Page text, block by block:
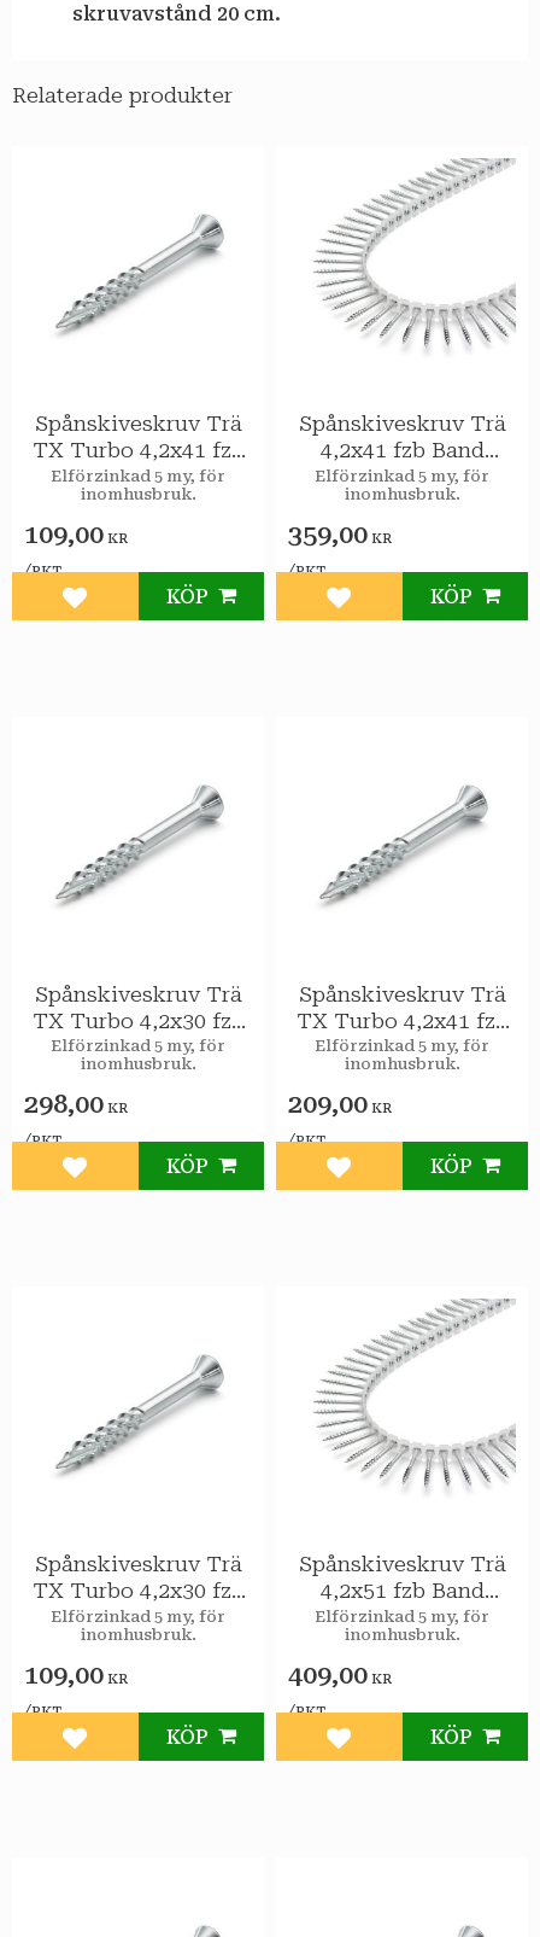
skruvavstånd 20 cm.
Relaterade produkter
Spånskiveskruv Trä
TX Turbo 4,2x41 fzb
200st/pkt
Elförzinkad 5 my, för
inomhusbruk.
109,00 KR
/PKT
Lägg till i favoriter
KÖP
Spånskiveskruv Trä
4,2x41 fzb Band
1000st/pkt
Elförzinkad 5 my, för
inomhusbruk.
359,00 KR
/PKT
Lägg till i favoriter
KÖP
Spånskiveskruv Trä
TX Turbo 4,2x30 fzb
1000st/pkt
Elförzinkad 5 my, för
inomhusbruk.
298,00 KR
/PKT
Lägg till i favoriter
KÖP
Spånskiveskruv Trä
TX Turbo 4,2x41 fzb
600st/pkt
Elförzinkad 5 my, för
inomhusbruk.
209,00 KR
/PKT
Lägg till i favoriter
KÖP
Spånskiveskruv Trä
TX Turbo 4,2x30 fzb
250st/pkt
Elförzinkad 5 my, för
inomhusbruk.
109,00 KR
/PKT
Lägg till i favoriter
KÖP
Spånskiveskruv Trä
4,2x51 fzb Band
1000st/pkt
Elförzinkad 5 my, för
inomhusbruk.
409,00 KR
/PKT
Lägg till i favoriter
KÖP